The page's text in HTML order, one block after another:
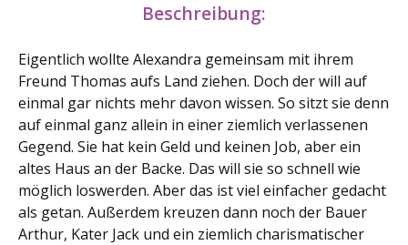
Beschreibung:
Eigentlich wollte Alexandra gemeinsam mit ihrem
Freund Thomas aufs Land ziehen. Doch der will auf
einmal gar nichts mehr davon wissen. So sitzt sie denn
auf einmal ganz allein in einer ziemlich verlassenen
Gegend. Sie hat kein Geld und keinen Job, aber ein
altes Haus an der Backe. Das will sie so schnell wie
möglich loswerden. Aber das ist viel einfacher gedacht
als getan. Außerdem kreuzen dann noch der Bauer
Arthur, Kater Jack und ein ziemlich charismatischer